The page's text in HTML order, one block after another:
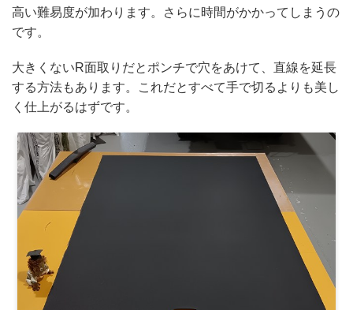
高い難易度が加わります。さらに時間がかかってしまうの
です。
大きくないR面取りだとポンチで穴をあけて、直線を延長
する方法もあります。これだとすべて手で切るよりも美し
く仕上がるはずです。